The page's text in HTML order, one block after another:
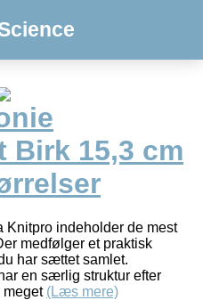
15,3 cm
indeholder de mest
medfølger et praktisk
har sættet samlet.
en særlig struktur efter
meget (Læs mere)